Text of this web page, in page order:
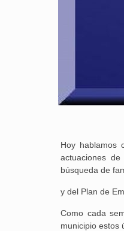
Hoy hablamos
actuaciones
búsqueda de
y del Plan de
Como cada
municipio estos